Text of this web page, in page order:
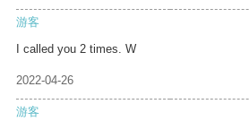
游客
I called you 2 times. W
2022-04-26
游客